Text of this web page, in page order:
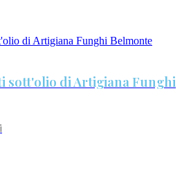
sott'olio di Artigiana Funghi